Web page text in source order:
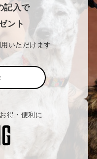
記入で
ント
いただけます
得・便利に